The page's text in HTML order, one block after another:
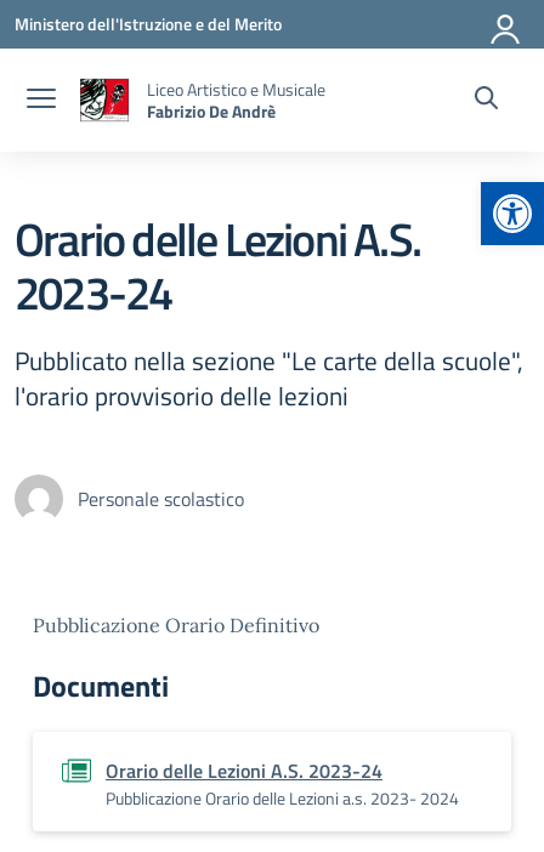
Vai ai contenuti
Vai al menu di navigazione
Vai al footer
Ministero dell'Istruzione e del Merito
Liceo Artistico e Musicale
Fabrizio De Andrè
Orario delle Lezioni A.S.
2023-24
Pubblicato nella sezione "Le carte della scuole",
l'orario provvisorio delle lezioni
Personale scolastico
Pubblicazione Orario Definitivo
Documenti
Orario delle Lezioni A.S. 2023-24
Pubblicazione Orario delle Lezioni a.s. 2023- 2024